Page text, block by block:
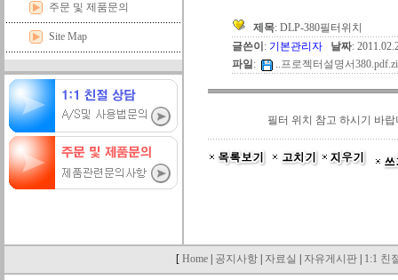
주문 및 제품문의
Site Map
제목: DLP-380필터위치
글쓴이 : 기본관리자 날짜:
파일: ..프로젝터설명서
필터 위치 참고 하시기 바랍
[ Home 공지사항 자료실 자유게시판 1:1 친